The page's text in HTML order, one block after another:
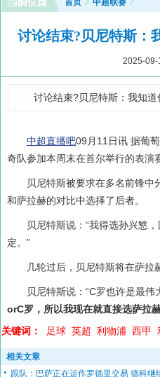
首页 中超联赛
讨论结束?贝尼特斯：
2025-09-
讨论结束?贝尼特斯：我知
中超直播吧09月11日讯 据葡
奇队参加本周末在首尔举行的表演
贝尼特斯被要求在多名前锋
和萨拉赫的对比中选择了后者。
贝尼特斯说：“我得选孙兴慜
定。”
几轮过后，贝尼特斯将在萨拉
贝尼特斯说：“C罗也许是最伟
orC罗，所以我现在就直接选萨拉赫
关键词：
足球 英超 利物浦 西甲
相关文章
跟队：巴萨正在运作罗德里交易 德科继